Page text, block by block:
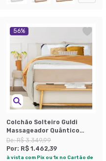
56%
Colchão Solteiro Guldi
Massageador Quântico
Molas Ensacadas
(30x88x188) Branco e Bege
De:R$ 3.349,99
Por: R$ 1.462,39
à vista com Pix ou 1x no Cartão de